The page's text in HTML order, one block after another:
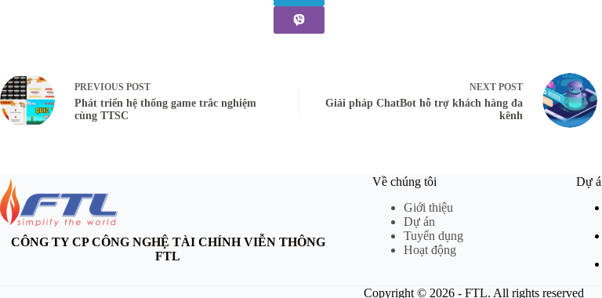
PREVIOUS POST
Phát triển hệ thống game trắc nghiệm
cùng TTSC
NEXTPOST
Giải pháp ChatBot hỗ trợ khách hàng đa
kênh
CÔNG TY CP CÔNG NGHỆ TÀI CHÍNH VIỄN THÔNG
FTL
Về chúng tôi
Giới thiệu
Dự án
Tuyển dụng
Hoạt động
Dự
Copyright © 2026 - FTL. All rights reserved